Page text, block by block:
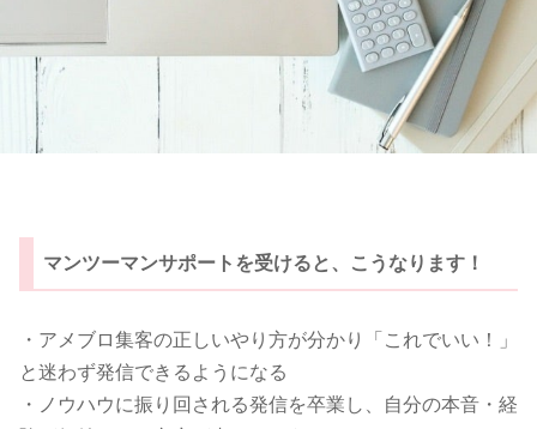
マンツーマンサポートを受けると、こうなります！
・アメブロ集客の正しいやり方が分かり「これでいい！」
と迷わず発信できるようになる
・ノウハウに振り回される発信を卒業し、自分の本音・経